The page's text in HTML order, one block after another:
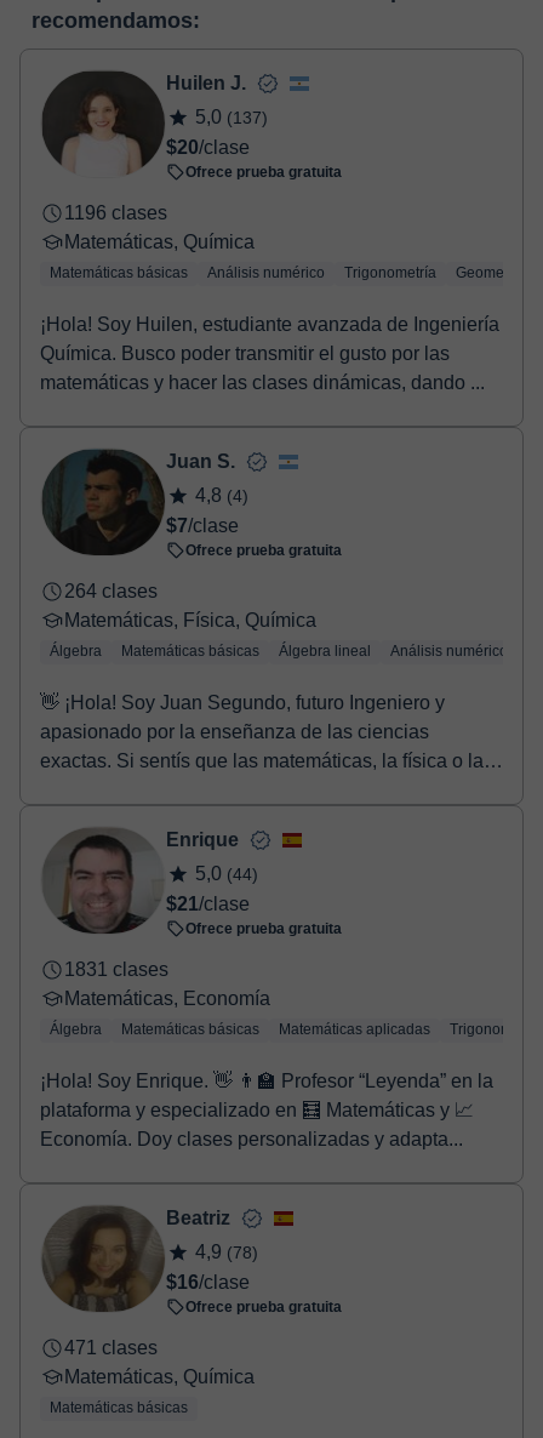
virtual
Tienes dos opciones para efectuar el pago:
- Tarjeta de crédito.
- Paypal.
Una vez realices el pago de la clase, recibirás un e-mail de
confirmación de la reserva.
recomendamos:
Huilen J.
5,0 (137)
$20/clase
Ofrece prueba gratuita
1196 clases
Matemáticas, Química
Matemáticas básicas Análisis numérico Trigonometría Geometría
¡Hola! Soy Huilen, estudiante avanzada de Ingeniería
Química. Busco poder transmitir el gusto por las
matemáticas y hacer las clases dinámicas, dando ...
Juan S.
4,8 (4)
$7/clase
Ofrece prueba gratuita
264 clases
Matemáticas, Física, Química
Álgebra Matemáticas básicas Álgebra lineal Análisis numérico
👋 ¡Hola! Soy Juan Segundo, futuro Ingeniero y
apasionado por la enseñanza de las ciencias
exactas. Si sentís que las matemáticas, la física o la
Enrique
5,0 (44)
$21/clase
Ofrece prueba gratuita
1831 clases
Matemáticas, Economía
Álgebra Matemáticas básicas Matemáticas aplicadas Trigonometría
¡Hola! Soy Enrique. 👋 👨‍🏫 Profesor “Leyenda” en la
plataforma y especializado en 🧮 Matemáticas y 📈
Economía. Doy clases personalizadas y adapta...
Beatriz
4,9 (78)
$16/clase
Ofrece prueba gratuita
471 clases
Matemáticas, Química
Matemáticas básicas